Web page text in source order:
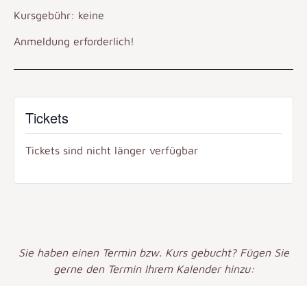
Kursgebühr: keine
Anmeldung erforderlich!
Tickets
Tickets sind nicht länger verfügbar
Sie haben einen Termin bzw. Kurs gebucht? Fügen Sie
gerne den Termin Ihrem Kalender hinzu: